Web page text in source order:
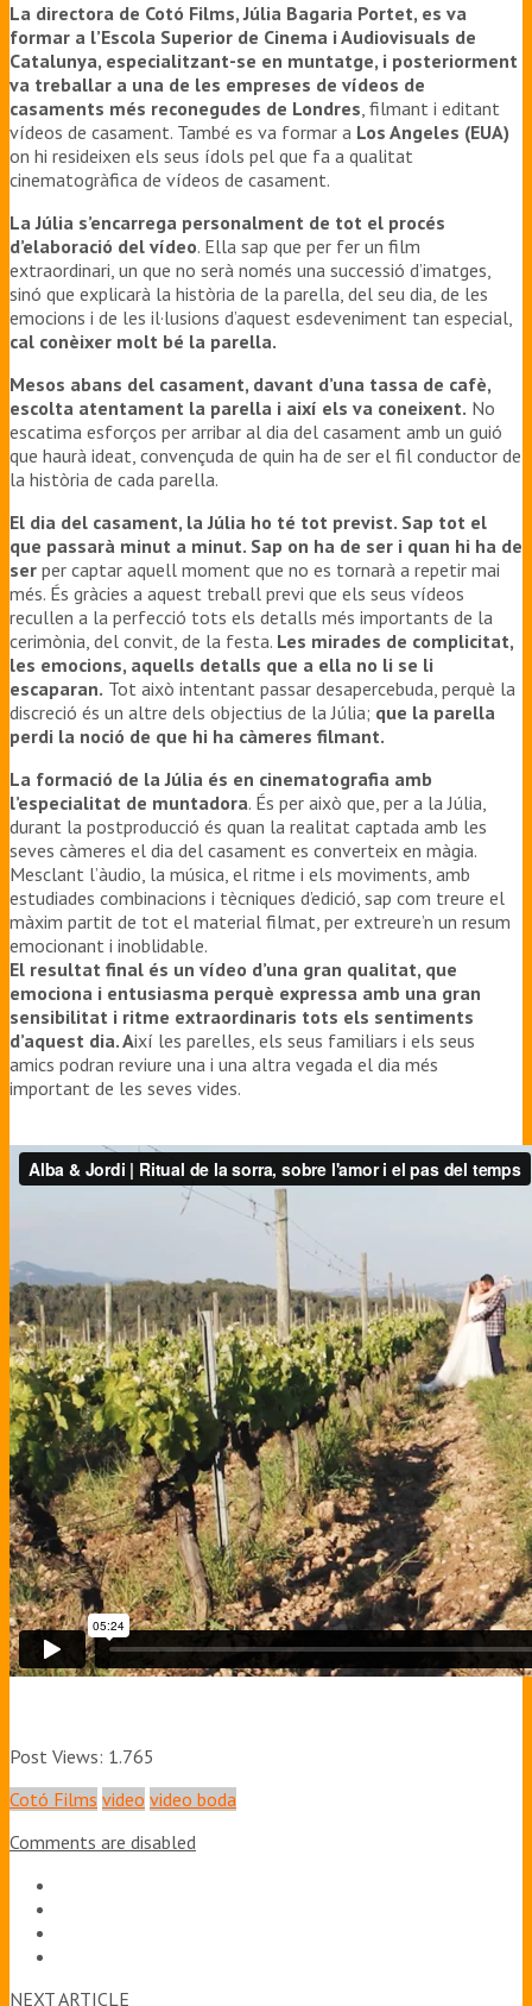
La directora de Cotó Films, Júlia Bagaria Portet, es va
formar a l’Escola Superior de Cinema i Audiovisuals de
Catalunya, especialitzant-se en muntatge, i posteriorment
va treballar a una de les empreses de vídeos de
casaments més reconegudes de Londres , filmant i editant
vídeos de casament. També es va formar a Los Angeles (EUA)
on hi resideixen els seus ídols pel que fa a qualitat
cinematogràfica de vídeos de casament.
La Júlia s’encarrega personalment de tot el procés
d’elaboració del vídeo. Ella sap que per fer un film
extraordinari, un que no serà només una successió d’imatges,
sinó que explicarà la història de la parella, del seu dia, de les
emocions i de les il·lusions d’aquest esdeveniment tan especial,
cal conèixer molt bé la parella.
Mesos abans del casament, davant d’una tassa de cafè,
escolta atentament la parella i així els va coneixent. No
escatima esforços per arribar al dia del casament amb un guió
que haurà ideat, convençuda de quin ha de ser el fil conductor de
la història de cada parella.
El dia del casament, la Júlia ho té tot previst. Sap tot el
que passarà minut a minut. Sap on ha de ser i quan hi ha de
ser per captar aquell moment que no es tornarà a repetir mai
més. És gràcies a aquest treball previ que els seus vídeos
recullen a la perfecció tots els detalls més importants de la
cerimònia, del convit, de la festa. Les mirades de complicitat,
les emocions, aquells detalls que a ella no li se li
escaparan. Tot això intentant passar desapercebuda, perquè la
discreció és un altre dels objectius de la Júlia; que la parella
perdi la noció de que hi ha càmeres filmant.
La formació de la Júlia és en cinematografia amb
l’especialitat de muntadora. És per això que, per a la Júlia,
durant la postproducció és quan la realitat captada amb les
seves càmeres el dia del casament es converteix en màgia.
Mesclant l’àudio, la música, el ritme i els moviments, amb
estudiades combinacions i tècniques d’edició, sap com treure el
màxim partit de tot el material filmat, per extreure’n un resum
emocionant i inoblidable.
El resultat final és un vídeo d’una gran qualitat, que
emociona i entusiasma perquè expressa amb una gran
sensibilitat i ritme extraordinaris tots els sentiments
d’aquest dia. Així les parelles, els seus familiars i els seus
amics podran reviure una i una altra vegada el dia més
important de les seves vides.
Post Views: 1.765
Cotó Films video video boda
Comments are disabled
NEXT ARTICLE